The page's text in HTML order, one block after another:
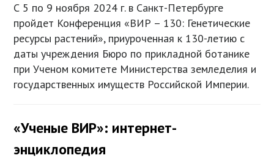
С 5 по 9 ноября 2024 г. в Санкт-Петербурге
пройдет Конференция «ВИР – 130: Генетические
ресурсы растений», приуроченная к 130-летию с
даты учреждения Бюро по прикладной ботанике
при Ученом комитете Министерства земледелия и
государственных имуществ Российской Империи.
«Ученые ВИР»: интернет-
энциклопедия